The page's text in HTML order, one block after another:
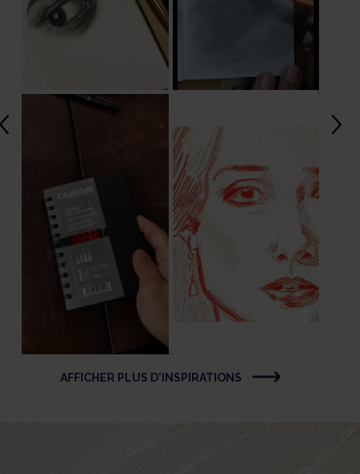
AFFICHER PLUS D'INSPIRATIONS